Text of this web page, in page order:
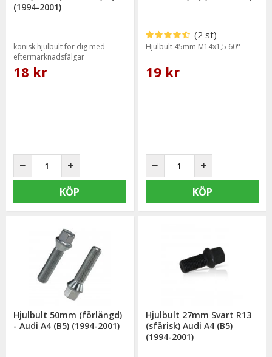
(1994-2001)
konisk hjulbult för dig med
eftermarknadsfälgar
18 kr
KÖP
(2 st)
Hjulbult 45mm M14x1,5 60°
19 kr
KÖP
Hjulbult 50mm (förlängd)
- Audi A4 (B5) (1994-2001)
Hjulbult 27mm Svart R13
(sfärisk) Audi A4 (B5)
(1994-2001)